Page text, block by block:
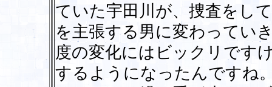
ていた宇田川が、捜査をし
を主張する男に変わってい
度の変化にはビックリです
するようになったんですね